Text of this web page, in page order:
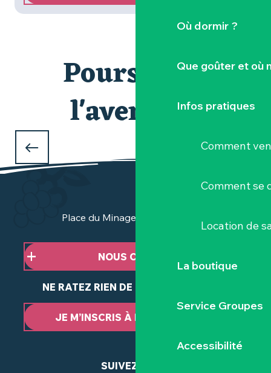
Où dormir ?
Que goûter et où
Infos pratiques
Comment
Comment se
Location de
La boutique
Service Groupes
Accessibilité
Poursuivre
l'aventure
LE MUSÉE DU VIGNOBLE NANTAIS
Place du Minage - 44190 Clisson
NOUS CONTACTER
NE RATEZ RIEN DE NOTRE ACTUALITÉ
JE M’INSCRIS À LA NEWSLETTER
SUIVEZ-NOUS